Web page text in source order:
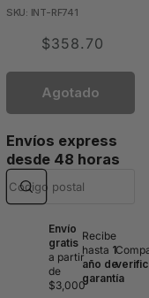
SKU: INT-RF741
Translation
$358.70
Agotado
Envíos express
desde 48 horas
Envío
gratis
a partir
de
$3,000
Recibe
hasta 1
año de
garantía